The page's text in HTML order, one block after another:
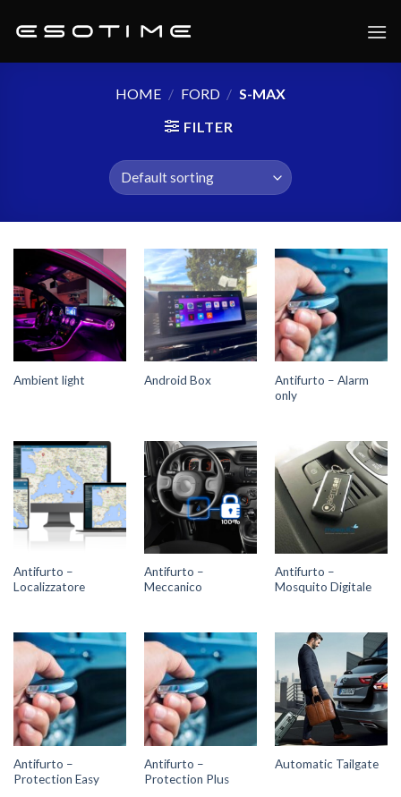
HOME / FORD / S-MAX
FILTER
Ambient light Android Box
Antifurto – Alarm
only
Antifurto –
Localizzatore
Antifurto –
Meccanico
Antifurto –
Mosquito Digitale
Antifurto –
Protection Easy
Antifurto –
Protection Plus
Automatic Tailgate